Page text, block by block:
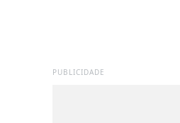
PUBLICIDADE